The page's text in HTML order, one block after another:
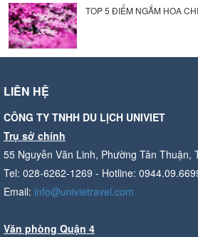
TOP 5 ĐIỂM NGẮM HOA
LIÊN HỆ
CÔNG TY TNHH DU LỊCH UNIVIET
Trụ sở chính
55 Nguyễn Văn Linh, Phường Tân Thuận,
Tel: 028-6262-1269 - Hotline:
Email: info@univietravel.com
Văn phòng Quận 4